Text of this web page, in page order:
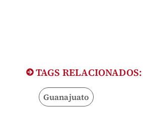
TAGS RELACIONADOS:
Guanajuato